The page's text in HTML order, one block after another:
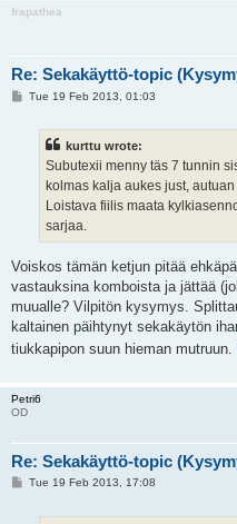
frapathea
Re: Sekakäyttö-topic
PTue 19 Feb 2013, 01:03
kurttu wrote:
Subutexii menny täs 7 tunnin
kolmas kalja aukes just,
Loistava fiilis maata
sarjaa.
Voiskos tämän ketjun pitää
vastauksina komboista ja jättää
muualle? Vilpitön kysymys.
kaltainen päihtynyt sekakäytön
tiukkapipon suun hieman mutruun.
Petri6
OD
Re: Sekakäyttö-topic
PTue 19 Feb 2013, 17:08